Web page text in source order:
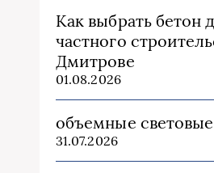
Как выбрать бетон
частного
Дмитрове
01.08.2026
объемные
31.07.2026